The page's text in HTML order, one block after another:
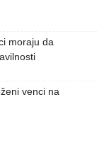
moraju da
venci na